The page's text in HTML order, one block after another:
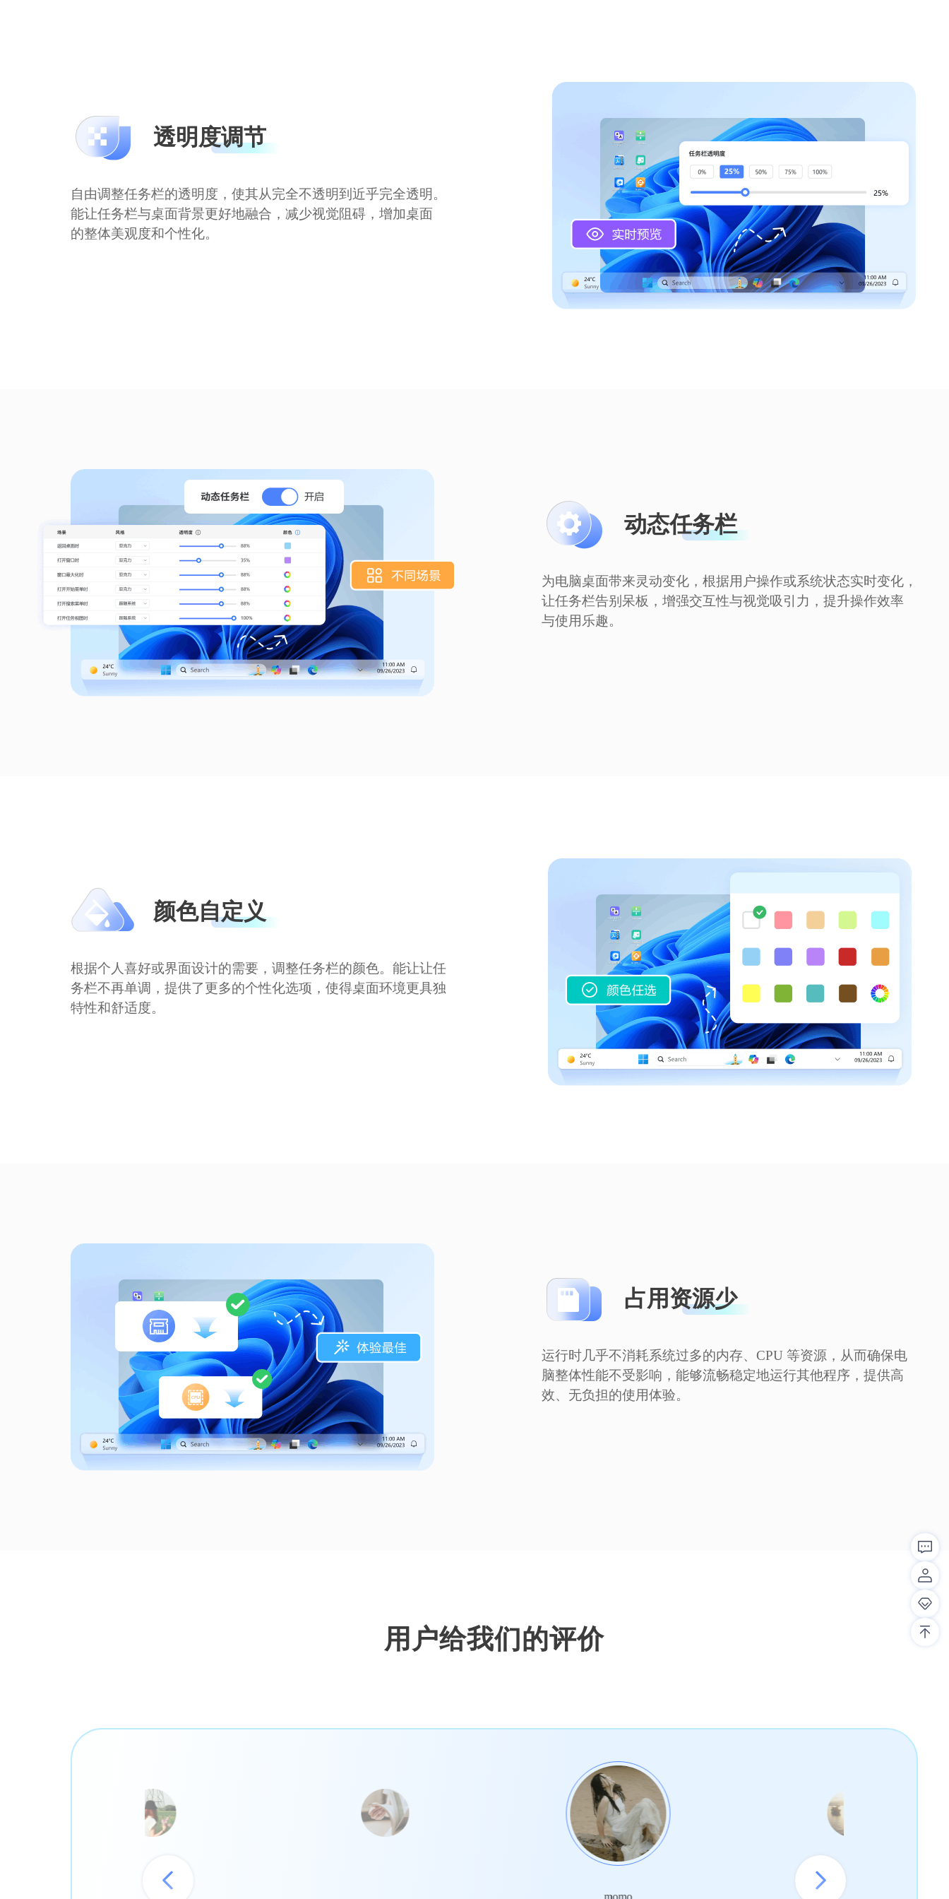
透明度调节
自由调整任务栏的透明度，使其从完全不透明到近乎完全透明。
能让任务栏与桌面背景更好地融合，减少视觉阻碍，增加桌面
的整体美观度和个性化。
动态任务栏
为电脑桌面带来灵动变化，根据用户操作或系统状态实时变化，
让任务栏告别呆板，增强交互性与视觉吸引力，提升操作效率
与使用乐趣。
颜色自定义
根据个人喜好或界面设计的需要，调整任务栏的颜色。能让让任
务栏不再单调，提供了更多的个性化选项，使得桌面环境更具独
特性和舒适度。
占用资源少
运行时几乎不消耗系统过多的内存、CPU 等资源，从而确保电
脑整体性能不受影响，能够流畅稳定地运行其他程序，提供高
效、无负担的使用体验。
用户给我们的评价